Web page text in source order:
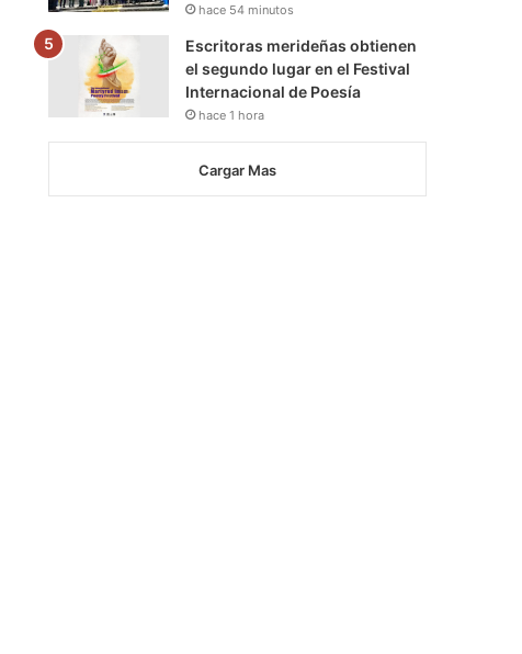
hace 54 minutos
Escritoras merideñas obtienen
el segundo lugar en el Festival
Internacional de Poesía
hace 1 hora
Cargar Mas